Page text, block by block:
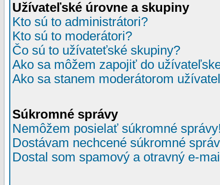
Užívateľské úrovne a skupiny
Kto sú to administrátori?
Kto sú to moderátori?
Čo sú to užívateťské skupiny?
Ako sa môžem zapojiť do
Ako sa stanem moderátorom
Súkromné správy
Nemôžem posielať súkromné
Dostávam nechcené súkromné
Dostal som spamový a otravný e-